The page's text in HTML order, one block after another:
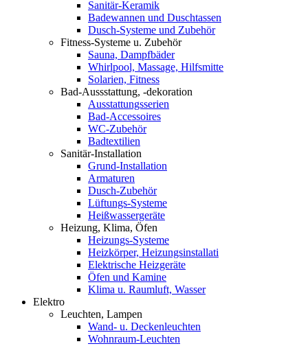
Sanitär-Keramik
Badewannen und Duschtassen
Dusch-Systeme und Zubehör
Fitness-Systeme u. Zubehör
Sauna, Dampfbäder
Whirlpool, Massage, Hilfsmitte
Solarien, Fitness
Bad-Aussstattung, -dekoration
Ausstattungsserien
Bad-Accessoires
WC-Zubehör
Badtextilien
Sanitär-Installation
Grund-Installation
Armaturen
Dusch-Zubehör
Lüftungs-Systeme
Heißwassergeräte
Heizung, Klima, Öfen
Heizungs-Systeme
Heizkörper, Heizungsinstallati
Elektrische Heizgeräte
Öfen und Kamine
Klima u. Raumluft, Wasser
Elektro
Leuchten, Lampen
Wand- u. Deckenleuchten
Wohnraum-Leuchten